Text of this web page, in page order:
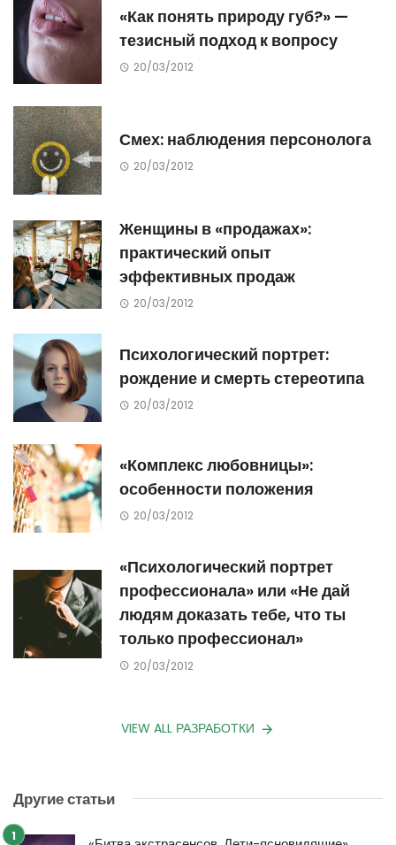
«Как понять природу губ?» —
тезисный подход к вопросу
20/03/2012
Смех: наблюдения персонолога
20/03/2012
Женщины в «продажах»:
практический опыт
эффективных продаж
20/03/2012
Психологический портрет:
рождение и смерть стереотипа
20/03/2012
«Комплекс любовницы»:
особенности положения
20/03/2012
«Психологический портрет
профессионала» или «Не дай
людям доказать тебе, что ты
только профессионал»
20/03/2012
VIEW ALL РАЗРАБОТКИ
Другие статьи